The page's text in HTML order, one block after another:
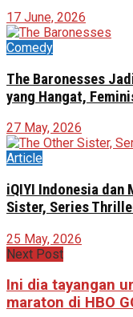
17 June, 2026
Comedy
The Baronesses
yang Hangat,
27 May, 2026
Article
iQIYI Indonesia dan
Sister, Series
25 May, 2026
Next Post
Ini dia tayangan
maraton di HBO